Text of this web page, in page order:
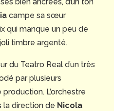
campe sa sœur
qui manque un peu de
timbre argenté.
du Teatro Real d’un très
par plusieurs
L’orchestre
la direction de Nicola